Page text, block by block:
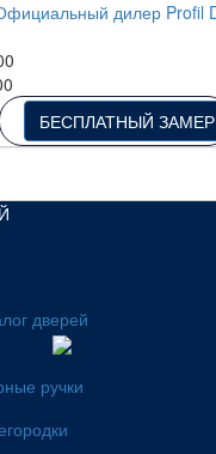
БЕСПЛАТНЫЙ ЗАМЕР
дверей
ручки